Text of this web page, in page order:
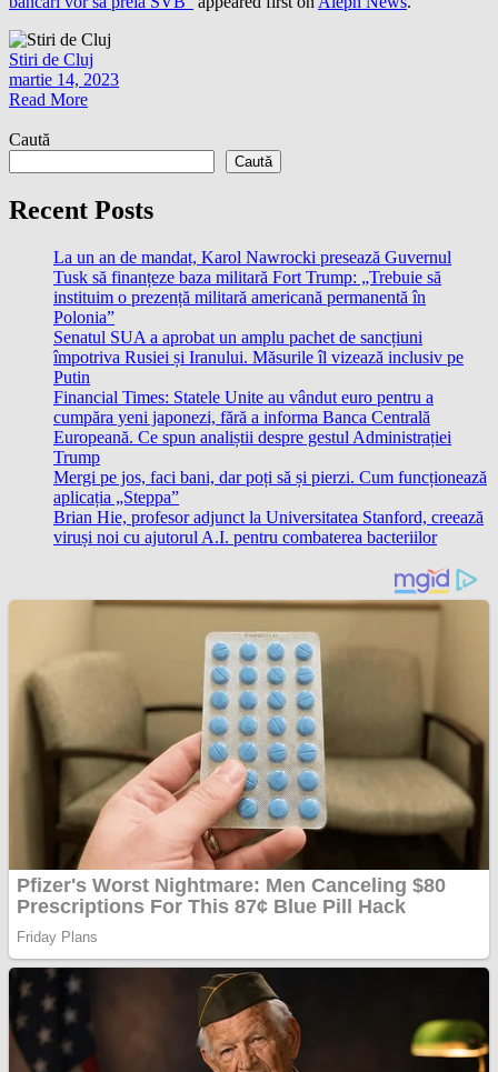
Stiri de Cluj
martie 14, 2023
Read More
Caută
Caută
Recent Posts
La un an de mandat, Karol Nawrocki presează Guvernul
Tusk să finanțeze baza militară Fort Trump: „Trebuie să
instituim o prezență militară americană permanentă în
Polonia”
Senatul SUA a aprobat un amplu pachet de sancțiuni
împotriva Rusiei și Iranului. Măsurile îl vizează inclusiv pe
Putin
Financial Times: Statele Unite au vândut euro pentru a
cumpăra yeni japonezi, fără a informa Banca Centrală
Europeană. Ce spun analiștii despre gestul Administrației
Trump
Mergi pe jos, faci bani, dar poți să și pierzi. Cum funcționează
aplicația „Steppa”
Brian Hie, profesor adjunct la Universitatea Stanford, creează
viruși noi cu ajutorul A.I. pentru combaterea bacteriilor